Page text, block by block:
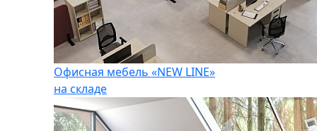
Офисная мебель «NEW LINE»
на складе